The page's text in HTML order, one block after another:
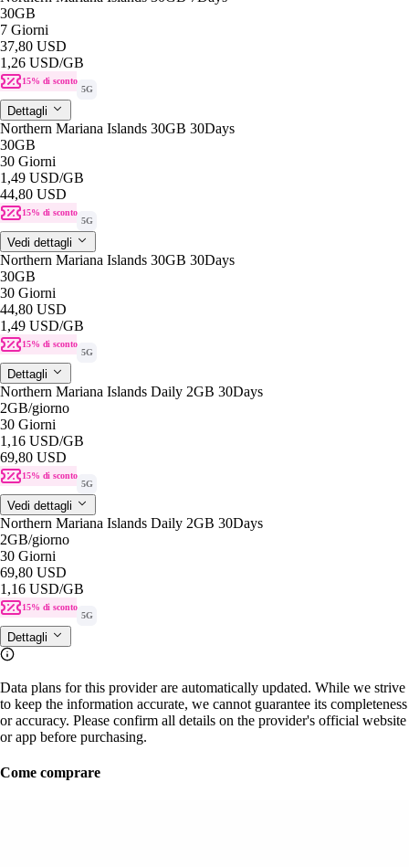
30GB
7 Giorni
37,80 USD
1,26 USD/GB
15% di sconto
5G
Dettagli
Northern Mariana Islands 30GB 30Days
30GB
30 Giorni
1,49 USD/GB
44,80 USD
15% di sconto
5G
Vedi dettagli
Northern Mariana Islands 30GB 30Days
30GB
30 Giorni
44,80 USD
1,49 USD/GB
15% di sconto
5G
Dettagli
Northern Mariana Islands Daily 2GB 30Days
2GB/giorno
30 Giorni
1,16 USD/GB
69,80 USD
15% di sconto
5G
Vedi dettagli
Northern Mariana Islands Daily 2GB 30Days
2GB/giorno
30 Giorni
69,80 USD
1,16 USD/GB
15% di sconto
5G
Dettagli
Data plans for this provider are automatically updated. While we strive
to keep the information accurate, we cannot guarantee its completeness
or accuracy. Please confirm all details on the provider's official website
or app before purchasing.
Come comprare